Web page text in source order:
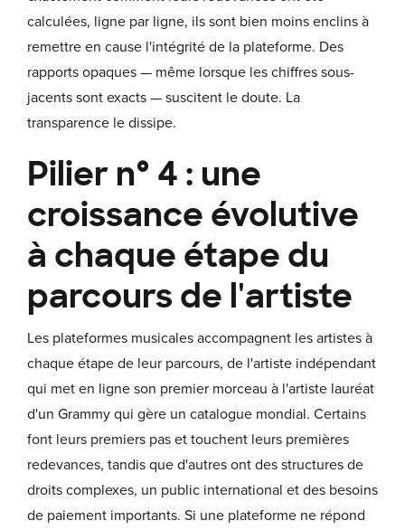
calculées, ligne par ligne, ils sont bien moins enclins à
remettre en cause l'intégrité de la plateforme. Des
rapports opaques — même lorsque les chiffres sous-
jacents sont exacts — suscitent le doute. La
transparence le dissipe.
Pilier n° 4 : une
croissance évolutive
à chaque étape du
parcours de l'artiste
Les plateformes musicales accompagnent les artistes à
chaque étape de leur parcours, de l'artiste indépendant
qui met en ligne son premier morceau à l'artiste lauréat
d'un Grammy qui gère un catalogue mondial. Certains
font leurs premiers pas et touchent leurs premières
redevances, tandis que d'autres ont des structures de
droits complexes, un public international et des besoins
de paiement importants. Si une plateforme ne répond